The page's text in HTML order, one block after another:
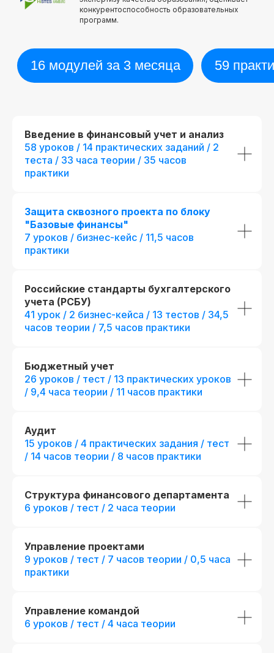
конкурентоспособность образовательных
программ.
Введение в финансовый учет и анализ
58 уроков / 14 практических заданий / 2
теста / 33 часа теории / 35 часов
практики
Защита сквозного проекта по блоку
"Базовые финансы"
7 уроков / бизнес-кейс / 11,5 часов
практики
Российские стандарты бухгалтерского
учета (РСБУ)
41 урок / 2 бизнес-кейса / 13 тестов / 34,5
часов теории / 7,5 часов практики
Бюджетный учет
26 уроков / тест / 13 практических уроков
/ 9,4 часа теории / 11 часов практики
Аудит
15 уроков / 4 практических задания / тест
/ 14 часов теории / 8 часов практики
Структура финансового департамента
6 уроков / тест / 2 часа теории
Управление проектами
9 уроков / тест / 7 часов теории / 0,5 часа
практики
Управление командой
6 уроков / тест / 4 часа теории
Получить программу
Получить полную
программу курса
демо-доступа
ко всему курсу